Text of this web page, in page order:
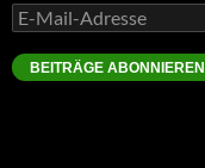
E-
Mail-
Adresse
BEITRÄGE ABONNIEREN